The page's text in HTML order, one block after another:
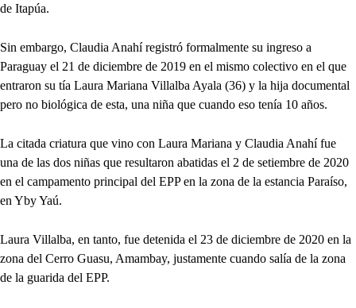
de Itapúa.
Sin embargo, Claudia Anahí registró formalmente su ingreso a
Paraguay el 21 de diciembre de 2019 en el mismo colectivo en el que
entraron su tía Laura Mariana Villalba Ayala (36) y la hija documental
pero no biológica de esta, una niña que cuando eso tenía 10 años.
La citada criatura que vino con Laura Mariana y Claudia Anahí fue
una de las dos niñas que resultaron abatidas el 2 de setiembre de 2020
en el campamento principal del EPP en la zona de la estancia Paraíso,
en Yby Yaú.
Laura Villalba, en tanto, fue detenida el 23 de diciembre de 2020 en la
zona del Cerro Guasu, Amambay, justamente cuando salía de la zona
de la guarida del EPP.